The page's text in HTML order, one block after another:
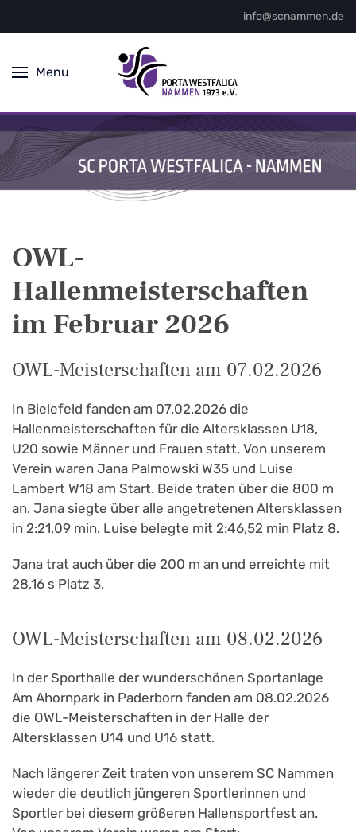
info@scnammen.de
Menu
OWL-
Hallenmeisterschaften
im Februar 2026
OWL-Meisterschaften am 07.02.2026
In Bielefeld fanden am 07.02.2026 die
Hallenmeisterschaften für die Altersklassen U18,
U20 sowie Männer und Frauen statt. Von unserem
Verein waren Jana Palmowski W35 und Luise
Lambert W18 am Start. Beide traten über die 800 m
an. Jana siegte über alle angetretenen Altersklassen
in 2:21,09 min. Luise belegte mit 2:46,52 min Platz 8.
Jana trat auch über die 200 m an und erreichte mit
28,16 s Platz 3.
OWL-Meisterschaften am 08.02.2026
In der Sporthalle der wunderschönen Sportanlage
Am Ahornpark in Paderborn fanden am 08.02.2026
die OWL-Meisterschaften in der Halle der
Altersklassen U14 und U16 statt.
Nach längerer Zeit traten von unserem SC Nammen
wieder die deutlich jüngeren Sportlerinnen und
Sportler bei diesem größeren Hallensportfest an.